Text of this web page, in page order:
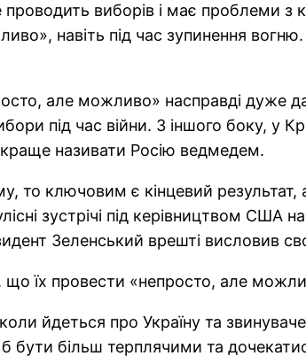
проводить виборів і має проблеми з
навіть під час зупинення
але можливо» насправді дуже
під час війни. З іншого боку,
називати Росію ведмедем.
то ключовим є кінцевий
зустрічі під керівництвом США
Зеленський врешті висловив
їх провести «непросто, але
йдеться про Україну та
бути більш терплячими та